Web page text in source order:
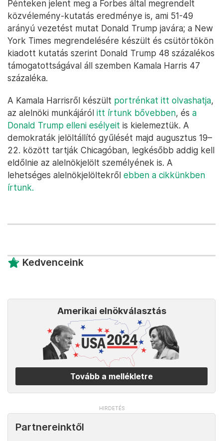
Pénteken jelent meg a Forbes által megrendelt
közvélemény-kutatás eredménye is, ami 51-49
arányú vezetést mutat Donald Trump javára; a New
York Times megrendelésére készült és csütörtökön
kiadott kutatás szerint Donald Trump 48 százalékos
támogatottságával áll szemben Kamala Harris 47
százaléka.
A Kamala Harrisről készült portrénkat itt olvashatja,
az alelnöki munkájáról itt írtunk bővebben, és a
Donald Trump elleni esélyeit is kielemeztük. A
demokraták jelöltállító gyűlését majd augusztus 19–
22. között tartják Chicagóban, legkésőbb addig kell
eldőlnie az alelnökjelölt személyének is. A
lehetséges alelnökjelöltekről ebben a cikkünkben
írtunk.
Kedvenceink
Amerikai elnökválasztás
Tovább a mellékletre
Partnereinktől